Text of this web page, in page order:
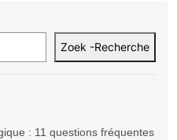
Zoek -Recherche
: 11 questions fréquentes